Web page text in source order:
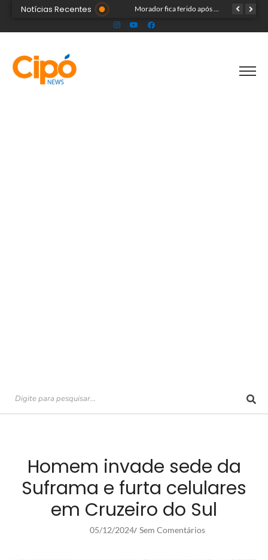
Notícias Recentes Após identificar falhas, MPAC monitora assistência a adultos com autismo em Cruzeiro
Homem invade sede da
Suframa e furta celulares
em Cruzeiro do Sul
05/12/2024/ Sem Comentários